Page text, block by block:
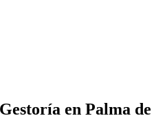
Gestoría en Palma